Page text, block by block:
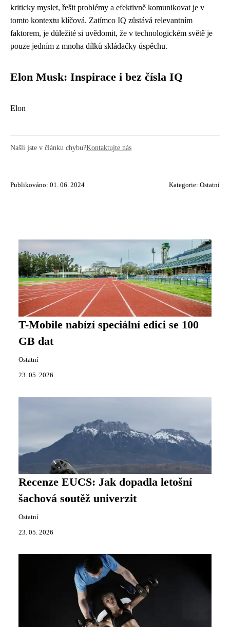
kriticky myslet, řešit problémy a efektivně komunikovat je v
tomto kontextu klíčová. Zatímco IQ zůstává relevantním
faktorem, je důležité si uvědomit, že v technologickém světě je
pouze jedním z mnoha dílků skládačky úspěchu.
Elon Musk: Inspirace i bez čísla IQ
Elon
Našli jste v článku chybu?Kontaktujte nás
Publikováno: 01. 06. 2024 Kategorie: Ostatní
T-Mobile nabízí speciální edici se 100
GB dat
Ostatní
23. 05. 2026
Recenze EUCS: Jak dopadla letošní
šachová soutěž univerzit
Ostatní
23. 05. 2026